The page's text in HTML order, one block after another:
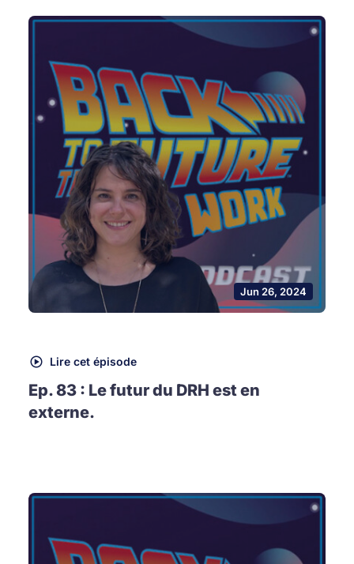
Jun 26, 2024
Lire cet épisode
Ep. 83 : Le futur du DRH est en
externe.